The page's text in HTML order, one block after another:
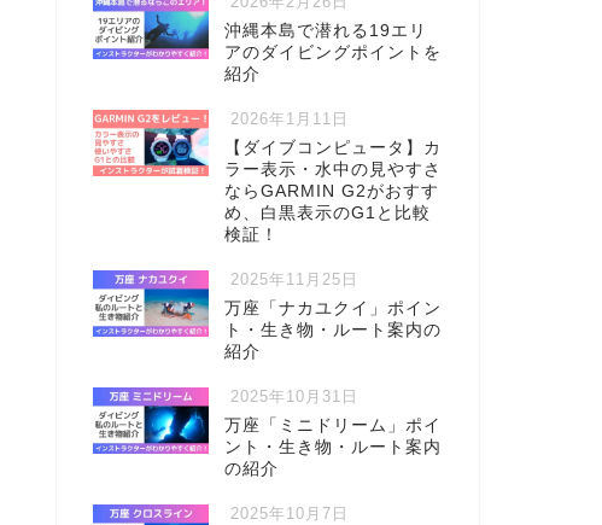
沖縄本島で潜れる19エリ
アのダイビングポイントを
紹介
2026年1月11日
【ダイブコンピュータ】カ
ラー表示・水中の見やすさ
ならGARMIN G2がおすす
め、白黒表示のG1と比較
検証！
2025年11月25日
万座「ナカユクイ」ポイン
ト・生き物・ルート案内の
紹介
2025年10月31日
万座「ミニドリーム」ポイ
ント・生き物・ルート案内
の紹介
2025年10月7日